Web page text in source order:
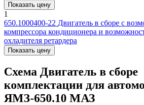
Показать цену
1
650.1000400-22 Двигатель в сборе с
компрессора кондиционера и
охладителя ретардера
Показать цену
Схема Двигатель в сборе
комплектации для
ЯМЗ-650.10 МАЗ